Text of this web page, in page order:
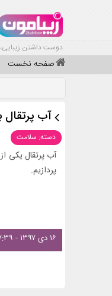
دوست داشتن
صفحه نخست
آب پرتقال
دسته: سلامت
آب پرتقال یکی
پردازیم.
۱۶ دی ۱۳۹۷ - ۱۷:۳۹